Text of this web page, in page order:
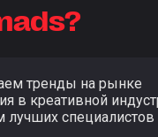
тренды на рынке
в креативной
лучших специалистов